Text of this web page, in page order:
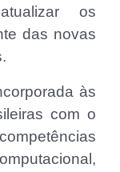
os
das novas
às
com o